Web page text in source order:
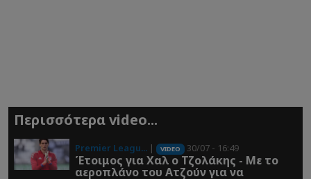
Περισσότερα video...
Premier Leagu... | VIDEO 30/07 - 16:49
Έτοιμος για Χαλ ο Τζολάκης - Με το
αεροπλάνο του Ατζούν για να